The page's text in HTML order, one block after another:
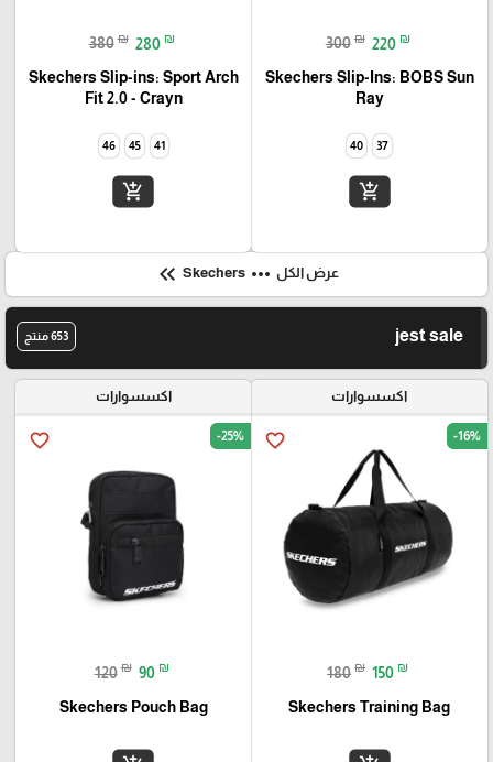
300 ₪ 220 ₪
Skechers Slip-Ins: BOBS Sun
Ray
37
40
add_shopping_cart
380 ₪ 280 ₪
Skechers Slip-ins: Sport Arch
Fit 2.0 - Crayn
41
45
46
add_shopping_cart
عرض الكل more_horiz
keyboard_double_arrow_left
jest sale 653 منتج
اكسسوارات
favorite_border -16%
180 ₪ 150 ₪
Skechers Training Bag
اكسسوارات
favorite_border -25%
120 ₪ 90 ₪
Skechers Pouch Bag